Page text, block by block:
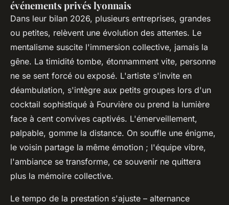
événements privés lyonnais
Dans leur bilan 2026, plusieurs entreprises, grandes
ou petites, relèvent une évolution des attentes. Le
mentalisme suscite l'immersion collective, jamais la
gêne. La timidité tombe, étonnamment vite, personne
ne se sent forcé ou exposé. L'artiste s'invite en
déambulation, s'intègre aux petits groupes lors d'un
cocktail sophistiqué à Fourvière ou prend la lumière
face à cent convives captivés. L'émerveillement,
palpable, gomme la distance. On souffle une énigme,
le voisin partage la même émotion ; l'équipe vibre,
l'ambiance se transforme, ce souvenir ne quittera
plus la mémoire collective.
Le tempo de la prestation s'ajuste – alternance